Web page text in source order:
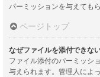
パーミッションを与えても
ページトップ
なぜファイルを添付できな
ファイル添付のパーミッシ
与えられます。管理人によ